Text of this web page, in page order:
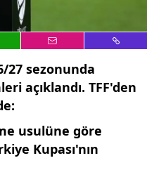
27 sezonunda
açıklandı. TFF'den
usulüne göre
Kupası'nın